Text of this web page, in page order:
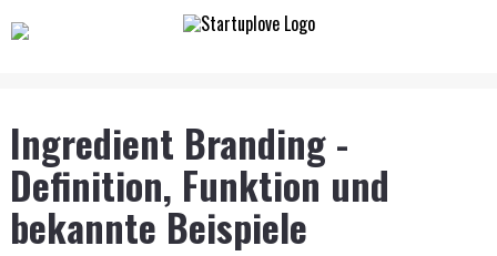
Ingredient Branding -
Definition, Funktion und
bekannte Beispiele